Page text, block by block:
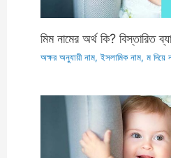
মিম নামের অর্থ কি? বিস্তারিত
অক্ষর অনুযায়ী নাম,ইসলামিক নাম,ম দিয়ে